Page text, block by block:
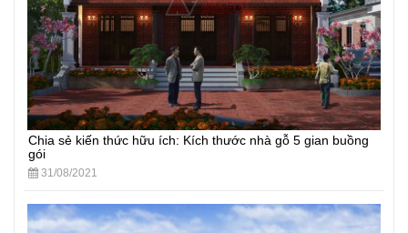
Chia sẻ kiến thức hữu ích: Kích thước nhà gỗ 5 gian buồng
gói
31/08/2021